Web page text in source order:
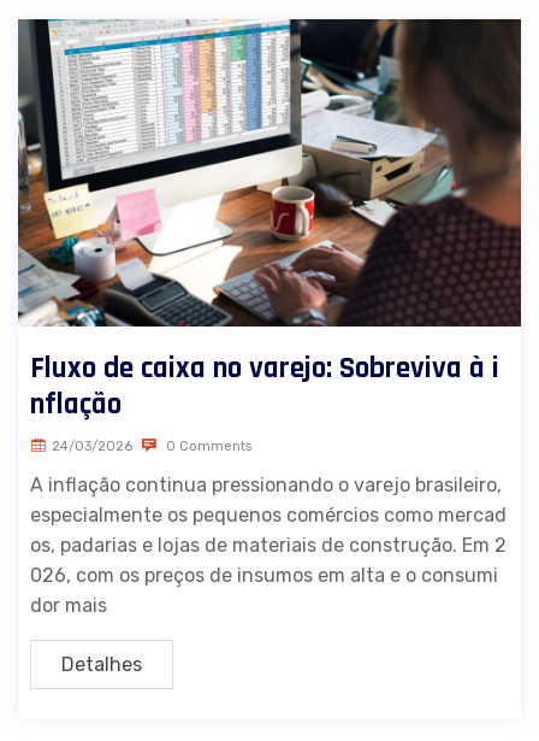
Fluxo de caixa no varejo: Sobreviva à i
nflação
24/03/2026 0 Comments
A inflação continua pressionando o varejo brasileiro,
especialmente os pequenos comércios como mercad
os, padarias e lojas de materiais de construção. Em 2
026, com os preços de insumos em alta e o consumi
dor mais
Detalhes